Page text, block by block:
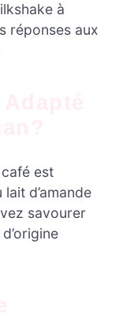
à
réponses aux
café est
d’amande
savourer